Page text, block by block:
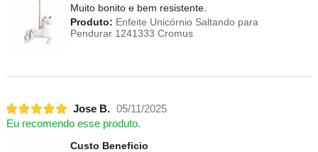
Muito bonito e bem resistente.
Produto: Enfeite Unicórnio Saltando para
Pendurar 1241333 Cromus
Jose B. 05/11/2025
Eu recomendo esse produto.
Custo Beneficio